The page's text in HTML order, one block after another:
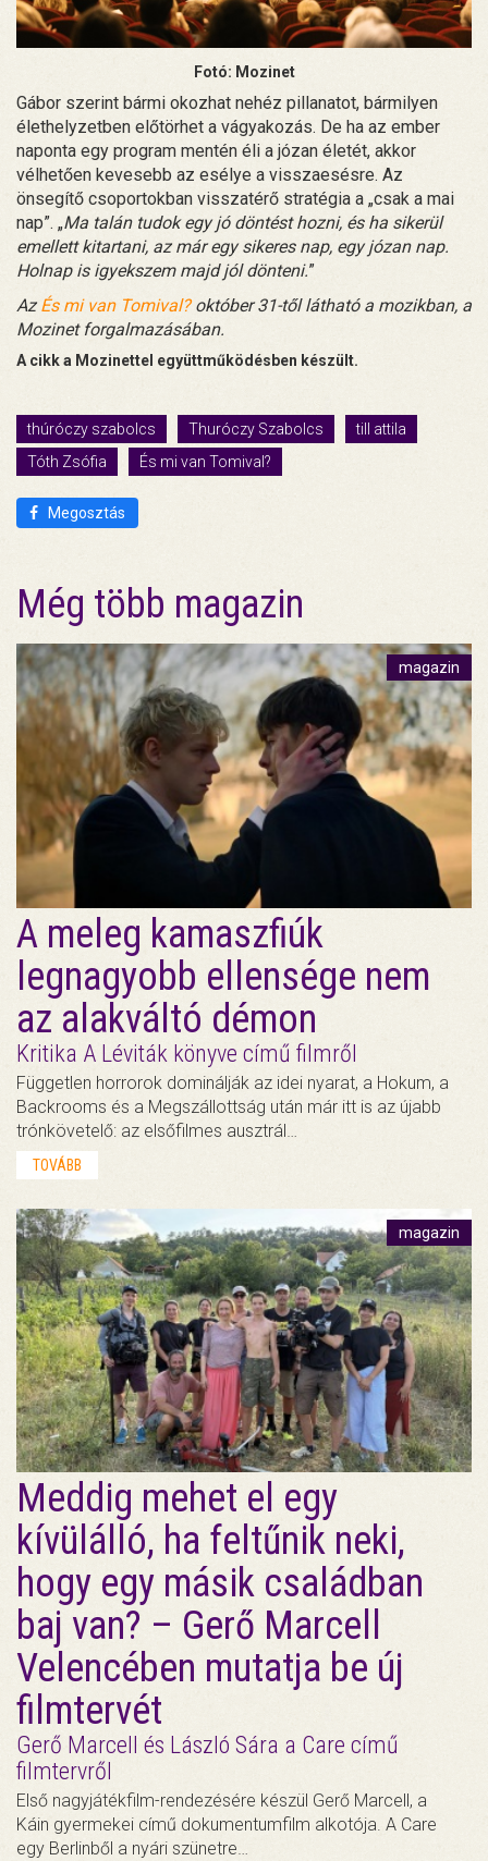
Fotó: Mozinet
Gábor szerint bármi okozhat nehéz pillanatot, bármilyen
élethelyzetben előtörhet a vágyakozás. De ha az ember
naponta egy program mentén éli a józan életét, akkor
vélhetően kevesebb az esélye a visszaesésre. Az
önsegítő csoportokban visszatérő stratégia a „csak a mai
nap”. „Ma talán tudok egy jó döntést hozni, és ha sikerül
emellett kitartani, az már egy sikeres nap, egy józan nap.
Holnap is igyekszem majd jól dönteni.”
AzÉs mi van Tomival?október 31-től látható a mozikban, a
Mozinet forgalmazásában.
A cikk a Mozinettel együttműködésben készült.
thúróczy szabolcs Thuróczy Szabolcs
till attila
Tóth Zsófia
És mi van Tomival?
Megosztás
Még több magazin
magazin
A meleg kamaszfiúk
legnagyobb ellensége nem
az alakváltó démon
Kritika A Léviták könyve című filmről
Független horrorok dominálják az idei nyarat, a Hokum, a
Backrooms és a Megszállottság után már itt is az újabb
trónkövetelő: az elsőfilmes ausztrál…
TOVÁBB
magazin
Meddig mehet el egy
kívülálló, ha feltűnik neki,
hogy egy másik családban
baj van? – Gerő Marcell
Velencében mutatja be új
filmtervét
Gerő Marcell és László Sára a Care című
filmtervről
Első nagyjátékfilm-rendezésére készül Gerő Marcell, a
Káin gyermekei című dokumentumfilm alkotója. A Care
egy Berlinből a nyári szünetre…